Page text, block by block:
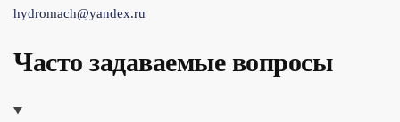
hydromach@yandex.ru
Часто задаваемые вопросы